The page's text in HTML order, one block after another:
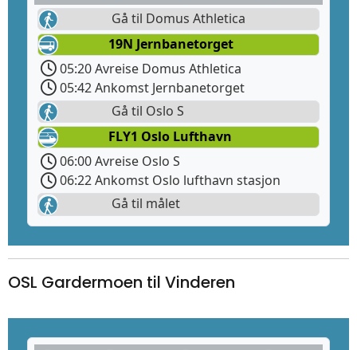
Gå til Domus Athletica
19N Jernbanetorget
05:20 Avreise Domus Athletica
05:42 Ankomst Jernbanetorget
Gå til Oslo S
FLY1 Oslo Lufthavn
06:00 Avreise Oslo S
06:22 Ankomst Oslo lufthavn stasjon
Gå til målet
OSL Gardermoen til Vinderen